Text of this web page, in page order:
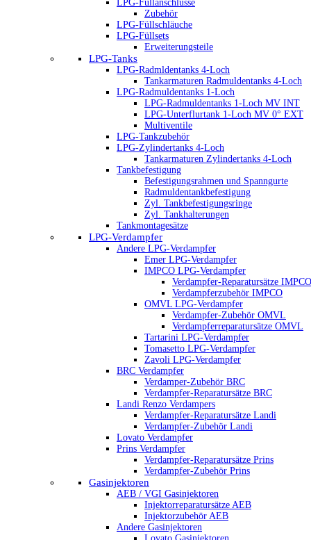
LPG-Füllanschlüsse
Zubehör
LPG-Füllschläuche
LPG-Füllsets
Erweiterungsteile
LPG-Tanks
LPG-Radmldentanks 4-Loch
Tankarmaturen Radmuldentanks 4-Loch
LPG-Radmuldentanks 1-Loch
LPG-Radmuldentanks 1-Loch MV INT
LPG-Unterflurtank 1-Loch MV 0° EXT
Multiventile
LPG-Tankzubehör
LPG-Zylindertanks 4-Loch
Tankarmaturen Zylindertanks 4-Loch
Tankbefestigung
Befestigungsrahmen und Spanngurte
Radmuldentankbefestigung
Zyl. Tankbefestigungsringe
Zyl. Tankhalterungen
Tankmontagesätze
LPG-Verdampfer
Andere LPG-Verdampfer
Emer LPG-Verdampfer
IMPCO LPG-Verdampfer
Verdampfer-Reparatursätze IMPCO
Verdampferzubehör IMPCO
OMVL LPG-Verdampfer
Verdampfer-Zubehör OMVL
Verdampferreparatursätze OMVL
Tartarini LPG-Verdampfer
Tomasetto LPG-Verdampfer
Zavoli LPG-Verdampfer
BRC Verdampfer
Verdamper-Zubehör BRC
Verdampfer-Reparatursätze BRC
Landi Renzo Verdampers
Verdampfer-Reparatursätze Landi
Verdampfer-Zubehör Landi
Lovato Verdampfer
Prins Verdampfer
Verdampfer-Reparatursätze Prins
Verdampfer-Zubehör Prins
Gasinjektoren
AEB / VGI Gasinjektoren
Injektorreparatursätze AEB
Injektorzubehör AEB
Andere Gasinjektoren